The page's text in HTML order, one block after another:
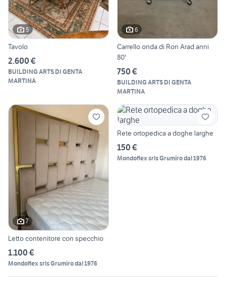
5
Tavolo
2.600 €
BUILDING ARTS DI GENTA
MARTINA
6
Carrello onda di Ron Arad anni
80'
750 €
BUILDING ARTS DI GENTA
MARTINA
7
Letto contenitore con specchio
1.100 €
Mondoflex srls Grumiro dal 1976
Rete ortopedica a doghe larghe
150 €
Mondoflex srls Grumiro dal 1976